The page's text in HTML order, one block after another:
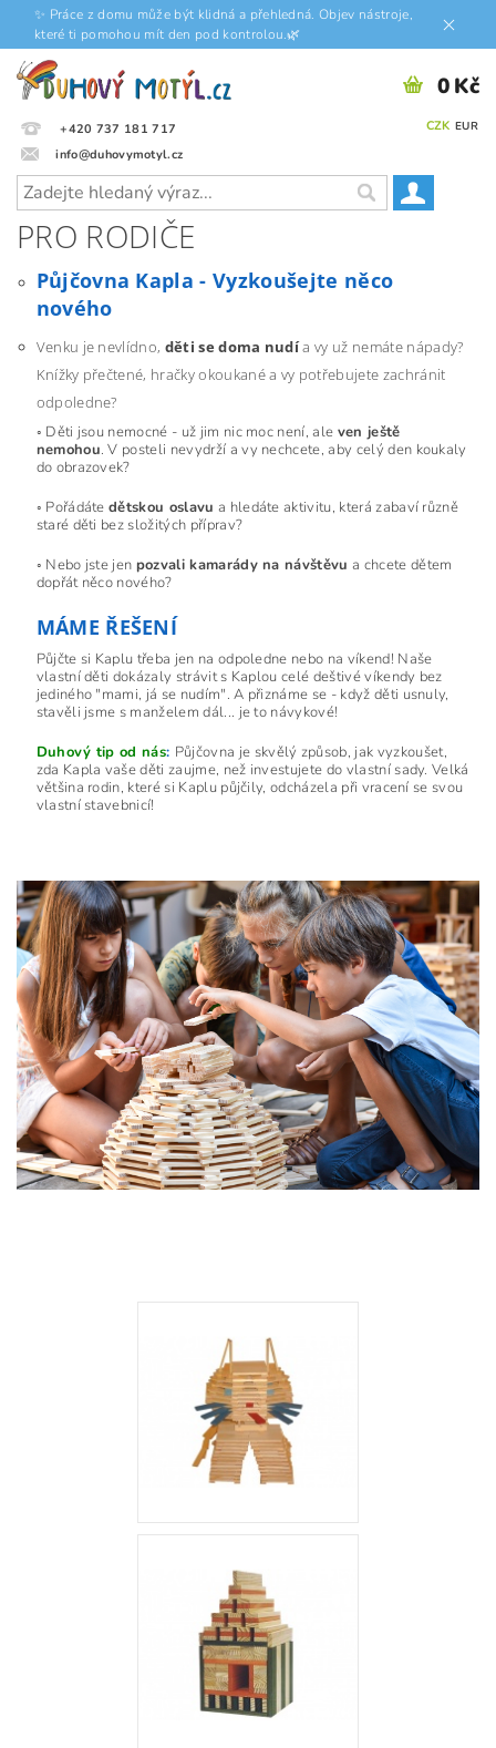
✨ Práce z domu může být klidná a přehledná. Objev nástroje,
které ti pomohou mít den pod kontrolou.🌿
+420 737 181 717
info@duhovymotyl.cz
CZK EUR
0 Kč
PRO RODIČE
Půjčovna Kapla - Vyzkoušejte něco
nového
Venku je nevlídno, děti se doma nudía vy už nemáte nápady?
Knížky přečtené, hračky okoukané a vy potřebujete zachránit
odpoledne?
◦ Děti jsou nemocné - už jim nic moc není, ale ven ještě
nemohou. V posteli nevydrží a vy nechcete, aby celý den koukaly
do obrazovek?
◦ Pořádátedětskou oslavu a hledáte aktivitu, která zabaví různě
staré děti bez složitých příprav?
◦ Nebo jste jen pozvali kamarády na návštěvu a chcete dětem
dopřát něco nového?
MÁME ŘEŠENÍ
Půjčte si Kaplu třeba jen na odpoledne nebo na víkend! Naše
vlastní děti dokázaly strávit s Kaplou celé deštivé víkendy bez
jediného "mami, já se nudím". A přiznáme se - když děti usnuly,
stavěli jsme s manželem dál... je to návykové!
Duhový tip od nás: Půjčovna je skvělý způsob, jak vyzkoušet,
zda Kapla vaše děti zaujme, než investujete do vlastní sady. Velká
většina rodin, které si Kaplu půjčily, odcházela při vracení se svou
vlastní stavebnicí!